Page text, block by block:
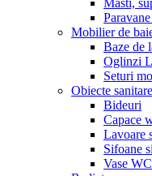
Masti,
Mobilier de
Baze de
Oglinzi
Seturi
Obiecte sanitare
Bideuri
Capace
Lavoare
Sifoane
Vase WC